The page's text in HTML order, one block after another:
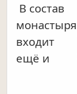
В состав
монастыря
входит
ещё и